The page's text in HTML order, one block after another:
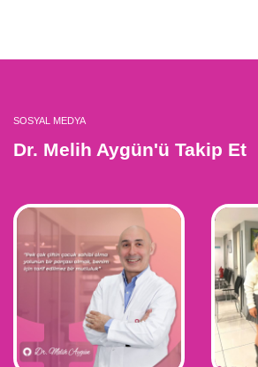
SOSYAL MEDYA
Dr. Melih Aygün'ü Takip Et